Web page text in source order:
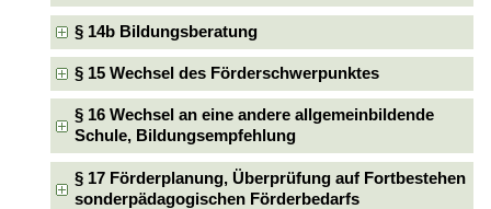
§ 14b Bildungsberatung
§ 15 Wechsel des Förderschwerpunktes
§ 16 Wechsel an eine andere allgemeinbildende
Schule, Bildungsempfehlung
§ 17 Förderplanung, Überprüfung auf Fortbestehen
sonderpädagogischen Förderbedarfs